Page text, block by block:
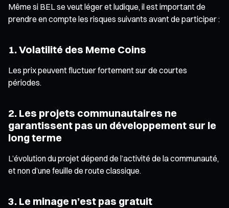
Même si BEL se veut léger et ludique, il est important de
prendre en compte les risques suivants avant de participer :
1. Volatilité des Meme Coins
Les prix peuvent fluctuer fortement sur de courtes
périodes.
2. Les projets communautaires ne
garantissent pas un développement sur le
long terme
L’évolution du projet dépend de l’activité de la communauté,
et non d’une feuille de route classique.
3. Le minage n’est pas gratuit